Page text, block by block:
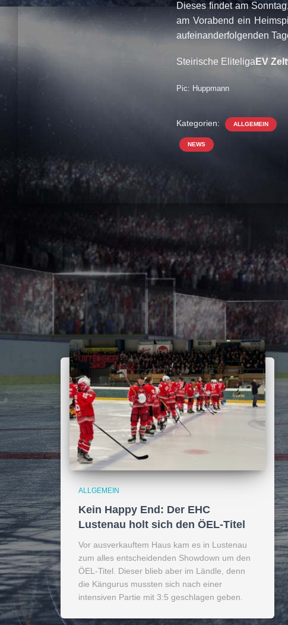
Dieses findet am
am Vorabend ein
aufeinanderfolgenden
Steirische Eliteliga EV
Pic: Huppmann
Kategorien: ALLGEMEIN
NEWS
ALLGEMEIN
Kein Happy End: Der EHC
Lustenau holt sich den ÖEL-Titel
Vor ausverkauftem Haus kam es in Lustenau
zum alles entscheidenden Showdown um den
ÖEL-Titel. Dieser blieb aber im Ländle, denn
die Kängurus mussten sich nach einer
intensiven Partie mit 3:5 geschlagen geben.